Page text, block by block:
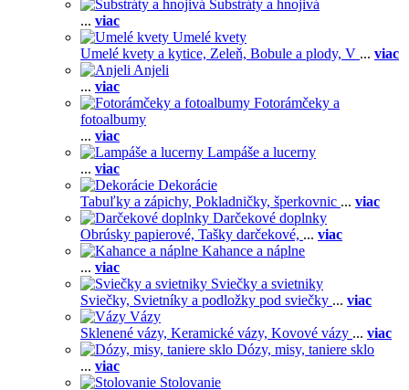
Substráty a hnojivá
... viac
Umelé kvety
Umelé kvety a kytice, Zeleň, Bobule a plody, V ... viac
Anjeli
... viac
Fotorámčeky a
fotoalbumy
... viac
Lampáše a lucerny
... viac
Dekorácie
Tabuľky a zápichy, Pokladničky, šperkovnic ... viac
Darčekové doplnky
Obrúsky papierové, Tašky darčekové, ... viac
Kahance a náplne
... viac
Sviečky a svietniky
Sviečky, Svietníky a podložky pod sviečky ... viac
Vázy
Sklenené vázy, Keramické vázy, Kovové vázy ... viac
Dózy, misy, taniere sklo
... viac
Stolovanie